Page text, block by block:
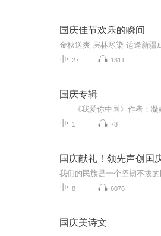
国庆佳节欢乐的瞬间
27 1311
国庆专辑
1 78
国庆献礼！领先声创国
8 6076
国庆美诗文